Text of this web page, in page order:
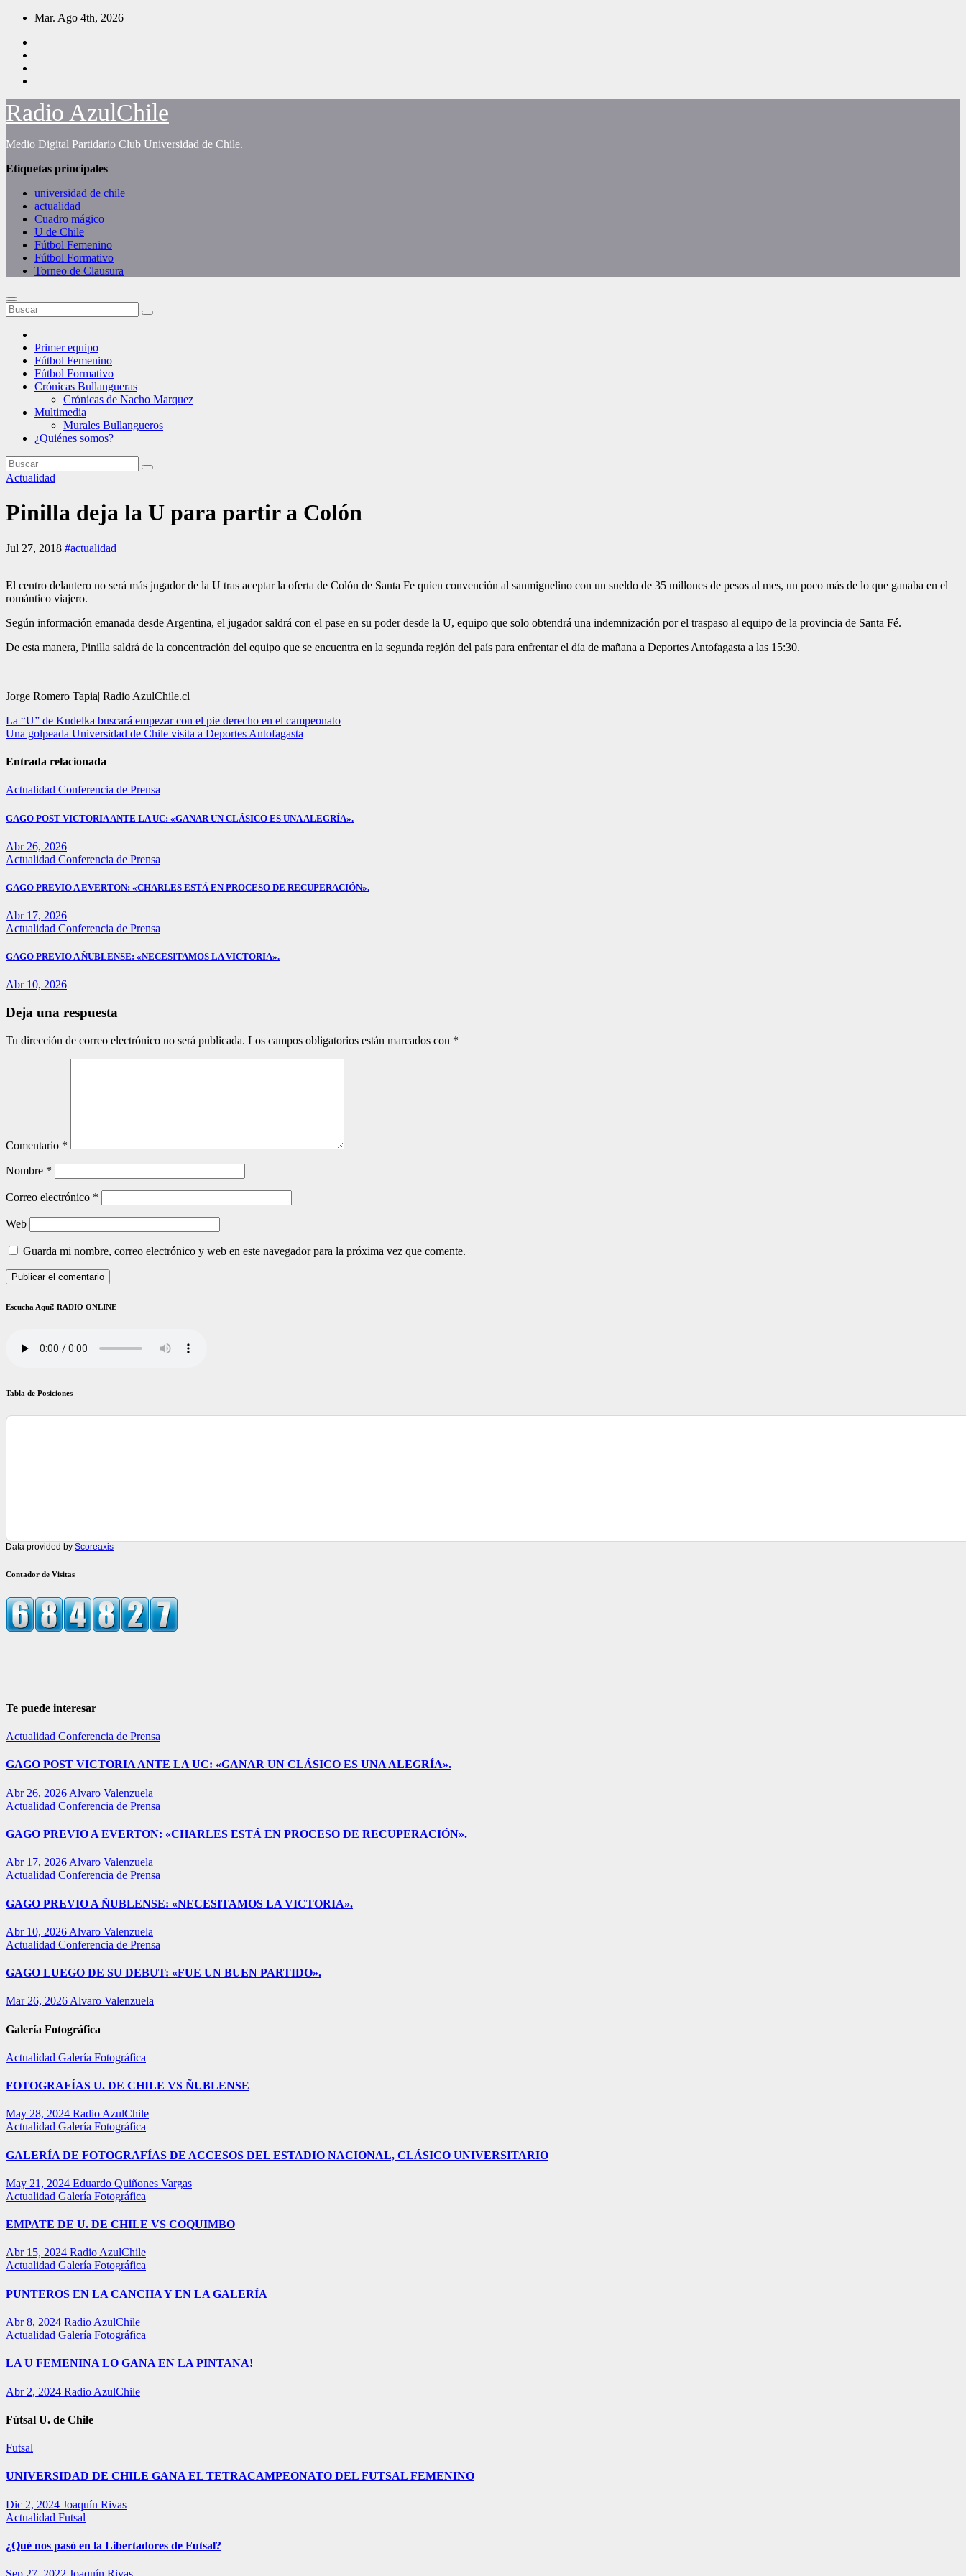
Saltar
contenido
Mar. Ago 4th, 2026
Radio AzulChile
Medio Digital Partidario Club Universidad de Chile.
Etiquetas principales
universidad de chile
actualidad
Cuadro mágico
U de Chile
Fútbol Femenino
Fútbol Formativo
Torneo de Clausura
Primer equipo
Fútbol Femenino
Fútbol Formativo
Crónicas Bullangueras
Crónicas de Nacho Marquez
Multimedia
Murales Bullangueros
¿Quiénes somos?
Actualidad
Pinilla deja la U para partir a Colón
Jul 27, 2018 #actualidad
El centro delantero no será más jugador de la U tras aceptar la oferta de Colón de Santa Fe quien convención al sanmiguelino con un sueldo de 35 millones de pesos al mes, un poco más de lo que ganaba en el
romántico viajero.
Según información emanada desde Argentina, el jugador saldrá con el pase en su poder desde la U, equipo que solo obtendrá una indemnización por el traspaso al equipo de la provincia de Santa Fé.
De esta manera, Pinilla saldrá de la concentración del equipo que se encuentra en la segunda región del país para enfrentar el día de mañana a Deportes Antofagasta a las 15:30.
Jorge Romero Tapia| Radio AzulChile.cl
Navegación
de
entradas
La “U” de Kudelka buscará empezar con el pie derecho en el campeonato
Una golpeada Universidad de Chile visita a Deportes Antofagasta
Entrada relacionada
Actualidad Conferencia de Prensa
GAGO POST VICTORIA ANTE LA UC: «GANAR UN CLÁSICO ES UNA ALEGRÍA».
Abr 26, 2026
Actualidad Conferencia de Prensa
GAGO PREVIO A EVERTON: «CHARLES ESTÁ EN PROCESO DE RECUPERACIÓN».
Abr 17, 2026
Actualidad Conferencia de Prensa
GAGO PREVIO A ÑUBLENSE: «NECESITAMOS LA VICTORIA».
Abr 10, 2026
Deja una respuesta
Tu dirección de correo electrónico no será publicada. Los campos obligatorios están marcados con *
Comentario *
Nombre *
Correo electrónico *
Web
Guarda mi nombre, correo electrónico y web en este navegador para la próxima vez que comente.
Escucha Aquí! RADIO ONLINE
Tabla de Posiciones
Data provided by Scoreaxis
Contador de Visitas
Te puede interesar
Actualidad Conferencia de Prensa
GAGO POST VICTORIA ANTE LA UC: «GANAR UN CLÁSICO ES UNA ALEGRÍA».
Abr 26, 2026 Alvaro Valenzuela
Actualidad Conferencia de Prensa
GAGO PREVIO A EVERTON: «CHARLES ESTÁ EN PROCESO DE RECUPERACIÓN».
Abr 17, 2026 Alvaro Valenzuela
Actualidad Conferencia de Prensa
GAGO PREVIO A ÑUBLENSE: «NECESITAMOS LA VICTORIA».
Abr 10, 2026 Alvaro Valenzuela
Actualidad Conferencia de Prensa
GAGO LUEGO DE SU DEBUT: «FUE UN BUEN PARTIDO».
Mar 26, 2026 Alvaro Valenzuela
Galería Fotográfica
Actualidad Galería Fotográfica
FOTOGRAFÍAS U. DE CHILE VS ÑUBLENSE
May 28, 2024 Radio AzulChile
Actualidad Galería Fotográfica
GALERÍA DE FOTOGRAFÍAS DE ACCESOS DEL ESTADIO NACIONAL, CLÁSICO UNIVERSITARIO
May 21, 2024 Eduardo Quiñones Vargas
Actualidad Galería Fotográfica
EMPATE DE U. DE CHILE VS COQUIMBO
Abr 15, 2024 Radio AzulChile
Actualidad Galería Fotográfica
PUNTEROS EN LA CANCHA Y EN LA GALERÍA
Abr 8, 2024 Radio AzulChile
Actualidad Galería Fotográfica
LA U FEMENINA LO GANA EN LA PINTANA!
Abr 2, 2024 Radio AzulChile
Fútsal U. de Chile
Futsal
UNIVERSIDAD DE CHILE GANA EL TETRACAMPEONATO DEL FUTSAL FEMENINO
Dic 2, 2024 Joaquín Rivas
Actualidad Futsal
¿Qué nos pasó en la Libertadores de Futsal?